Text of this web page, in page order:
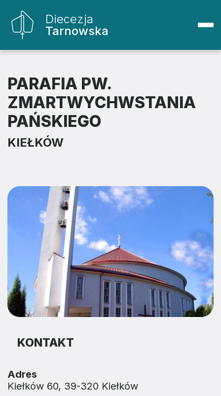
Diecezja
Tarnowska
PARAFIA PW.
ZMARTWYCHWSTANIA
PAŃSKIEGO
KIEŁKÓW
KONTAKT
Adres
Kiełków 60, 39-320 Kiełków